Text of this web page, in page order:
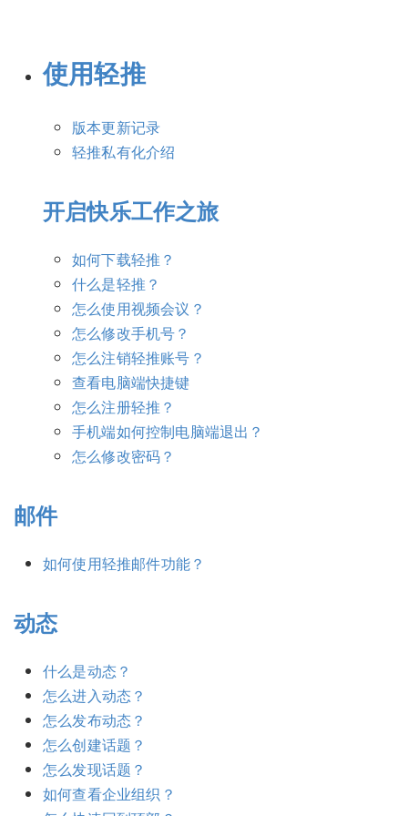
使用轻推
版本更新记录
轻推私有化介绍
开启快乐工作之旅
如何下载轻推？
什么是轻推？
怎么使用视频会议？
怎么修改手机号？
怎么注销轻推账号？
查看电脑端快捷键
怎么注册轻推？
手机端如何控制电脑端退出？
怎么修改密码？
邮件
如何使用轻推邮件功能？
动态
什么是动态？
怎么进入动态？
怎么发布动态？
怎么创建话题？
怎么发现话题？
如何查看企业组织？